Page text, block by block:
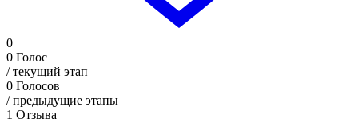
0
0 Голос
/ текущий этап
0 Голосов
/ предыдущие этапы
1 Отзыва